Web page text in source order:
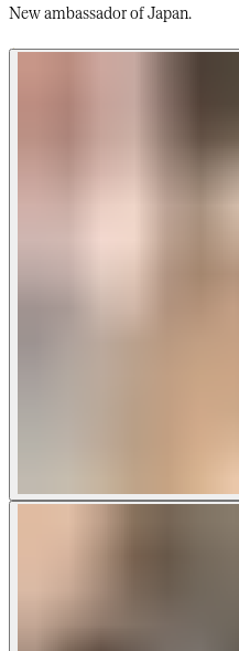
New ambassador of Japan.​​​​‌ ‍ ​‍​‍‌‍ ‌ ​‍‌‍‍‌‌‍‌ ‌‍‍‌‌‍ ‍​‍​‍​ ‍‍​‍​‍‌ ​ ‌‍​‌‌‍ ‍‌‍‍‌‌ ‌​‌ ‍‌​‍ ‍‌‍‍‌‌‍ ​‍​‍​‍ ​​‍​‍‌‍‍​‌ ​‍‌‍‌‌‌‍‌‍​‍​‍​ ‍‍​‍​‍‌‍‍​‌ ‌​‌ ‌​‌ ​​‌ ​ ​‍ ​‍ ‌‍‌‍‌‍ ‌ ​‍‌ ​ ‌‍‌‌‌ ‌​‌‍‍‌​‍ ‌‌‍‍‌‌ ​ ‌‍ ​‌‍​‌‌‍ ‍‌‍‌​‌ ​ ​‍ ‍‌ ‌‍‌‍‌‌‌ ​‍‌‍​ ‌‍‌‌‌‍ ​​‍ ‍‌‍​‌‌ ​​‌ ​​​‍ ‌ ​ ‌ ‌​‌ ‌‌‌‍‌​‌‍‍‌‌‍ ​‍ ‌‍‍‌‌‍ ‍‌ ‌​‌‍‌‌‌‍ ‍‌ ‌​​‍ ‌‍‌‌‌‍‌​‌‍‍‌‌ ‌​​‍ ‌‍ ‌‌‍ ‌‍‌​‌‍‌‌​ ‌‌ ​​‌ ​‍‌‍‌‌‌ ​ ‌‍‌‌‌‍ ‍‌ ‌​‌‍​‌‌ ‌​‌‍‍‌‌‍ ‌‍ ‍​ ‍ ‌‍‍‌‌‍‌​​ ‌​ ‌‌​ ​ ​ ​‌‌‍​ ‌‍‌‍​ ​ ​ ‌‌​ ‌​​‍ ‌​ ‌ ​ ‌​‌‍​ ‌‍​ ​‍ ‌​ ‌​​ ‍​​ ‍‌‌‍​ ​‍ ‌‌‍​‌‌‍​‍​ ‌‍‌‍‌‌​‍ ‌​ ​​​ ​‌​ ​‍‌‍‌​​ ​‌​ ‌‌‌‍‌‍​ ‌‍‌‍‌​‌‍​ ​ ‍‌​ ​​​ ‍ ‌ ‌​‌ ‍‌‌ ​​‌‍‌‌​ ‌‌‍ ‍‌‍‌‌‌ ‌ ‌ ​ ​ ‍ ‌ ​​‌‍​‌‌ ‌​‌‍‍​​ ‌‌‍‌​‌‍‌‌‌ ​ ‌‍​ ‌ ​‍‌‍‍‌‌ ​​‌ ‌​‌‍‍‌‌‍ ‌‍ ‍​ ‌‍​‍‌‍​‌‌ ​ ‌‍‌‌‌‌‌‌‌ ​‍‌‍ ​​ ‌‌‍‍​‌ ‌​‌ ‌​‌ ​​‌ ​ ​‍‌‌​ ​‍‌​‌‍​‍‌‌​ ​‍‌​‌‍‌‍‌‍‌‍ ‌ ​‍‌ ​ ‌‍‌‌‌ ‌​‌‍‍‌​‍ ‌‌‍‍‌‌ ​ ‌‍ ​‌‍​‌‌‍ ‍‌‍‌​‌ ​ ​‍ ‍‌ ‌‍‌‍‌‌‌ ​‍‌‍​ ‌‍‌‌‌‍ ​​‍ ‍‌‍​‌‌ ​​‌ ​​​‍‌‌​ ​‍‌​‌‍‌ ​ ‌ ‌​‌ ‌‌‌‍‌​‌‍‍‌‌‍ ​‍‌‍‌‍‍‌‌‍‌​​ ‌​ ‌‌​ ​ ​ ​‌‌‍​ ‌‍‌‍​ ​ ​ ‌‌​ ‌​​‍ ‌​ ‌ ​ ‌​‌‍​ ‌‍​ ​‍ ‌​ ‌​​ ‍​​ ‍‌‌‍​ ​‍ ‌‌‍​‌‌‍​‍​ ‌‍‌‍‌‌​‍ ‌​ ​​​ ​‌​ ​‍‌‍‌​​ ​‌​ ‌‌‌‍‌‍​ ‌‍‌‍‌​‌‍​ ​ ‍‌​ ​​​‍‌‍‌ ‌​‌ ‍‌‌ ​​‌‍‌‌​ ‌‌‍ ‍‌‍‌‌‌ ‌ ‌ ​ ​‍‌‍‌ ​​‌‍​‌‌ ‌​‌‍‍​​ ‌‌‍‌​‌‍‌‌‌ ​ ‌‍​ ‌ ​‍‌‍‍‌‌ ​​‌ ‌​‌‍‍‌‌‍ ‌‍ ‍​‍‌‍‌ ​​‌‍‌‌‌ ​‍‌ ​ ‌ ​​‌‍‌‌‌‍​ ‌ ‌​‌‍‍‌‌ ‌‍‌‍‌‌​ ‌‌ ​​‌ ‌‌‌‍​‍‌‍ ​‌‍‍‌‌ ​ ‌‍‍​‌‍‌‌‌‍‌​​‍​‍‌ ‌​​​​‌ ‍ ​‍​‍‌‍ ‌ ​‍‌‍‍‌‌‍‌ ‌‍‍‌‌‍ ‍​‍​‍​ ‍‍​‍​‍‌ ​ ‌‍​‌‌‍ ‍‌‍‍‌‌ ‌​‌ ‍‌​‍ ‍‌‍‍‌‌‍ ​‍​‍​‍ ​​‍​‍‌‍‍​‌ ​‍‌‍‌‌‌‍‌‍​‍​‍​ ‍‍​‍​‍‌‍‍​‌ ‌​‌ ‌​‌ ​​‌ ​ ​‍ ​‍ ‌‍‌‍‌‍ ‌ ​‍‌ ​ ‌‍‌‌‌ ‌​‌‍‍‌​‍ ‌‌‍‍‌‌ ​ ‌‍ ​‌‍​‌‌‍ ‍‌‍‌​‌ ​ ​‍ ‍‌ ‌‍‌‍‌‌‌ ​‍‌‍​ ‌‍‌‌‌‍ ​​‍ ‍‌‍​‌‌ ​​‌ ​​​‍ ‌ ​ ‌ ‌​‌ ‌‌‌‍‌​‌‍‍‌‌‍ ​‍ ‌‍‍‌‌‍ ‍‌ ‌​‌‍‌‌‌‍ ‍‌ ‌​​‍ ‌‍‌‌‌‍‌​‌‍‍‌‌ ‌​​‍ ‌‍ ‌‌‍ ‌‍‌​‌‍‌‌​ ‌‌ ​​‌ ​‍‌‍‌‌‌ ​ ‌‍‌‌‌‍ ‍‌ ‌​‌‍​‌‌ ‌​‌‍‍‌‌‍ ‌‍ ‍​ ‍ ‌‍‍‌‌‍‌​​ ‌​ ‌‍​ ‌‍‌‍‌‌‌‍‌‌​ ​ ​ ​​​ ‌ ‌‍​‍​‍ ‌​ ​‌‌‍‌​‌‍​‍​ ​​​‍ ‌​ ‌​​ ​​‌‍​‌​ ​​​‍ ‌‌‍​‍‌‍‌​​ ​‍​ ‍​​‍ ‌‌‍​ ‌‍​‍‌‍​‌​ ​‌‌‍‌‍​ ‍​​ ‍‌​ ​​​ ​‌​ ​ ​ ​ ‌‍‌‍​ ‍ ‌ ‌​‌ ‍‌‌ ​​‌‍‌‌​ ‌‌‍ ‍‌‍‌‌‌ ‌ ‌ ​ ​ ‍ ‌ ​​‌‍​‌‌ ‌​‌‍‍​​ ‌‌‍‌​‌‍‌‌‌ ​ ‌‍​ ‌ ​‍‌‍‍‌‌ ​​‌ ‌​‌‍‍‌‌‍ ‌‍ ‍​ ‌‍​‍‌‍​‌‌ ​ ‌‍‌‌‌‌‌‌‌ ​‍‌‍ ​​ ‌‌‍‍​‌ ‌​‌ ‌​‌ ​​‌ ​ ​‍‌‌​ ​‍‌​‌‍​‍‌‌​ ​‍‌​‌‍‌‍‌‍‌‍ ‌ ​‍‌ ​ ‌‍‌‌‌ ‌​‌‍‍‌​‍ ‌‌‍‍‌‌ ​ ‌‍ ​‌‍​‌‌‍ ‍‌‍‌​‌ ​ ​‍ ‍‌ ‌‍‌‍‌‌‌ ​‍‌‍​ ‌‍‌‌‌‍ ​​‍ ‍‌‍​‌‌ ​​‌ ​​​‍‌‌​ ​‍‌​‌‍‌ ​ ‌ ‌​‌ ‌‌‌‍‌​‌‍‍‌‌‍ ​‍‌‍‌‍‍‌‌‍‌​​ ‌​ ‌‍​ ‌‍‌‍‌‌‌‍‌‌​ ​ ​ ​​​ ‌ ‌‍​‍​‍ ‌​ ​‌‌‍‌​‌‍​‍​ ​​​‍ ‌​ ‌​​ ​​‌‍​‌​ ​​​‍ ‌‌‍​‍‌‍‌​​ ​‍​ ‍​​‍ ‌‌‍​ ‌‍​‍‌‍​‌​ ​‌‌‍‌‍​ ‍​​ ‍‌​ ​​​ ​‌​ ​ ​ ​ ‌‍‌‍​‍‌‍‌ ‌​‌ ‍‌‌ ​​‌‍‌‌​ ‌‌‍ ‍‌‍‌‌‌ ‌ ‌ ​ ​‍‌‍‌ ​​‌‍​‌‌ ‌​‌‍‍​​ ‌‌‍‌​‌‍‌‌‌ ​ ‌‍​ ‌ ​‍‌‍‍‌‌ ​​‌ ‌​‌‍‍‌‌‍ ‌‍ ‍​‍‌‍‌ ​​‌‍‌‌‌ ​‍‌ ​ ‌ ​​‌‍‌‌‌‍​ ‌ ‌​‌‍‍‌‌ ‌‍‌‍‌‌​ ‌‌ ​​‌ ‌‌‌‍​‍‌‍ ​‌‍‍‌‌ ​ ‌‍‍​‌‍‌‌‌‍‌​​‍​‍‌ ‌